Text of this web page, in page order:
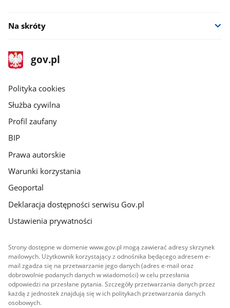
Na skróty
stopka
gov.pl
Strona
gov.pl
gov.pl
Polityka cookies
Służba cywilna
Profil zaufany
BIP
Prawa autorskie
Warunki korzystania
Geoportal
Deklaracja dostępności serwisu Gov.pl
Ustawienia prywatności
Strony dostępne w domenie www.gov.pl mogą zawierać adresy skrzynek
mailowych. Użytkownik korzystający z odnośnika będącego adresem e-
mail zgadza się na przetwarzanie jego danych (adres e-mail oraz
dobrowolnie podanych danych w wiadomości) w celu przesłania
odpowiedzi na przesłane pytania. Szczegóły przetwarzania danych przez
każdą z jednostek znajdują się w ich politykach przetwarzania danych
osobowych.